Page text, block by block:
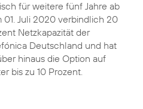
für weitere fünf Jahre ab
01. Juli 2020 verbindlich 20
Netzkapazität der
Deutschland und hat
hinaus die Option auf
bis zu 10 Prozent.